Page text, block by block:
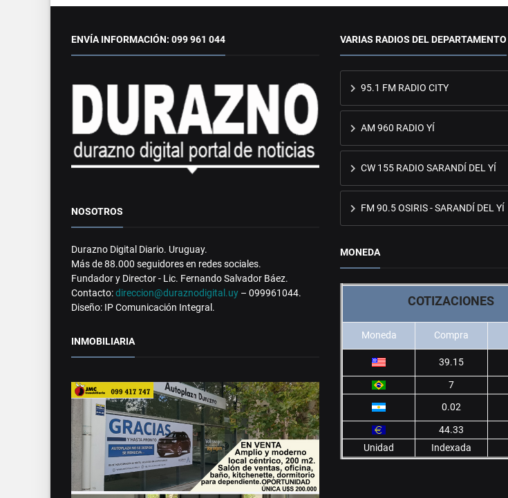
ENVÍA INFORMACIÓN: 099 961 044
NOSOTROS
Durazno Digital Diario. Uruguay.
Más de 88.000 seguidores en redes sociales.
Fundador y Director - Lic. Fernando Salvador Báez.
Contacto:direccion@duraznodigital.uy – 099961044.
Diseño: IP Comunicación Integral.
INMOBILIARIA
VARIAS RADIOS DEL DEPARTAMENTO
95.1 FM RADIO CITY
AM 960 RADIO YÍ
CW 155 RADIO SARANDÍ DEL YÍ
FM 90.5 OSIRIS - SARANDÍ DEL YÍ
MONEDA
COTIZACIONES
Moneda Compra
39.15
7
0.02
44.33
Unidad
Indexada